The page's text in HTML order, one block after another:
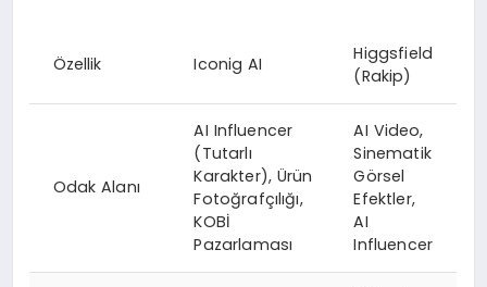
Özellik Iconig AI
Higgsfield
(Rakip)
Odak Alanı
AI Influencer
(Tutarlı
Karakter), Ürün
Fotoğrafçılığı,
KOBİ
Pazarlaması
AI Video,
Sinematik
Görsel
Efektler,
AI
Influencer